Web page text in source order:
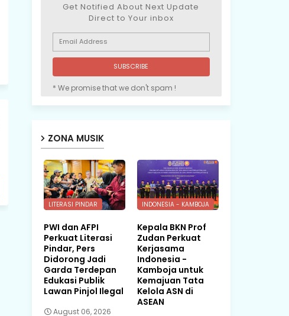
Get Notified About Next Update
Direct to Your inbox
* We promise that we don't spam !
ZONA MUSIK
LITERASI PINDAR
PWI dan AFPI
Perkuat Literasi
Pindar, Pers
Didorong Jadi
Garda Terdepan
Edukasi Publik
Lawan Pinjol Ilegal
August 06, 2026
INDONESIA - KAMBOJA
Kepala BKN Prof
Zudan Perkuat
Kerjasama
Indonesia -
Kamboja untuk
Kemajuan Tata
Kelola ASN di
ASEAN